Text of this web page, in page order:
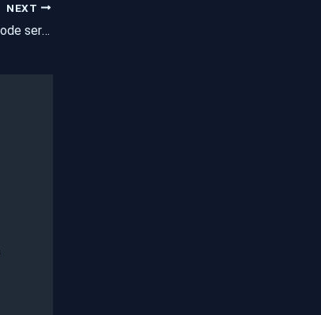
NEXT
Reforma da Previdência pode ser votada em 1º turno nesta terça-feira